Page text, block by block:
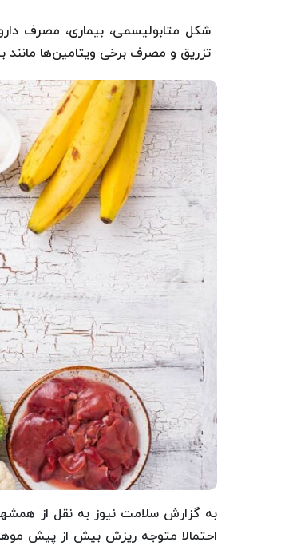
شکل متابولیسمی، بیماری، مصرف
تزریق و مصرف برخی ویتامین‌ها
به گزارش سلامت نیوز به نقل از
احتمالا متوجه ریزش بیش از پیش